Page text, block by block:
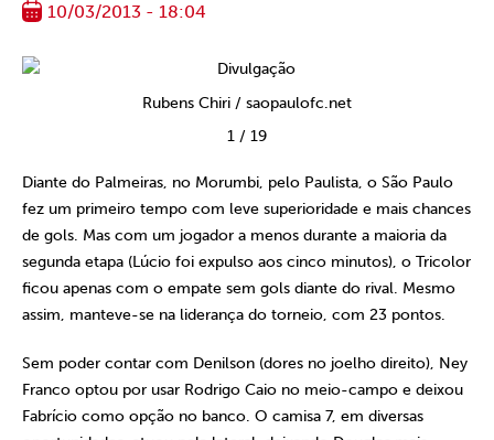
10/03/2013 - 18:04
Rubens Chiri / saopaulofc.net
1 / 19
Diante do Palmeiras, no Morumbi, pelo Paulista, o São Paulo
fez um primeiro tempo com leve superioridade e mais chances
de gols. Mas com um jogador a menos durante a maioria da
segunda etapa (Lúcio foi expulso aos cinco minutos), o Tricolor
ficou apenas com o empate sem gols diante do rival. Mesmo
assim, manteve-se na liderança do torneio, com 23 pontos.
Sem poder contar com Denilson (dores no joelho direito), Ney
Franco optou por usar Rodrigo Caio no meio-campo e deixou
Fabrício como opção no banco. O camisa 7, em diversas